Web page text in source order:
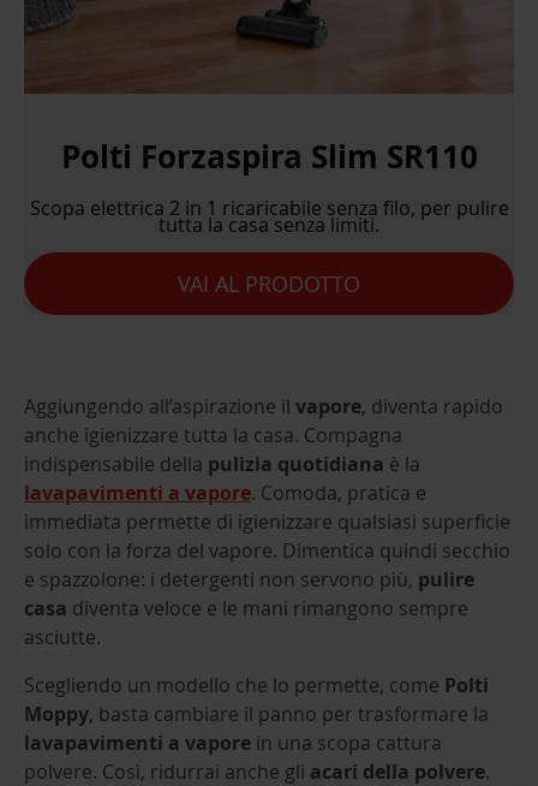
Polti Forzaspira Slim SR110
Scopa elettrica 2 in 1 ricaricabile senza filo, per pulire
tutta la casa senza limiti.
VAI AL PRODOTTO
Aggiungendo all’aspirazione il vapore, diventa rapido
anche igienizzare tutta la casa. Compagna
indispensabile della pulizia quotidiana è la
lavapavimenti a vapore. Comoda, pratica e
immediata permette di igienizzare qualsiasi superficie
solo con la forza del vapore. Dimentica quindi secchio
e spazzolone: i detergenti non servono più, pulire
casa diventa veloce e le mani rimangono sempre
asciutte.
Scegliendo un modello che lo permette, come Polti
Moppy, basta cambiare il panno per trasformare la
lavapavimenti a vapore in una scopa cattura
polvere. Così, ridurrai anche gli acari della polvere.